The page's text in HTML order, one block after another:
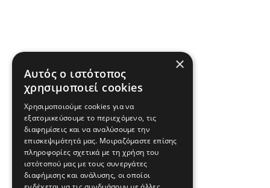
×
Αυτός ο ιστότοπος
χρησιμοποιεί cookies
Χρησιμοποιούμε cookies για να
εξατομικεύσουμε το περιεχόμενο, τις
διαφημίσεις και να αναλύσουμε την
επισκεψιμότητά μας. Μοιραζόμαστε επίσης
πληροφορίες σχετικά με τη χρήση του
ιστότοπού μας με τους συνεργάτες
διαφήμισης και ανάλυσης, οι οποίοι